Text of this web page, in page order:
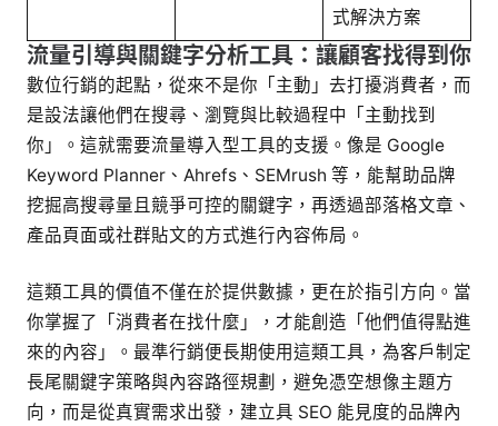
式解決方案
流量引導與關鍵字分析工具：讓顧客找得到你
數位行銷的起點，從來不是你「主動」去打擾消費者，而
是設法讓他們在搜尋、瀏覽與比較過程中「主動找到
你」。這就需要流量導入型工具的支援。像是 Google
Keyword Planner、Ahrefs、SEMrush 等，能幫助品牌
挖掘高搜尋量且競爭可控的關鍵字，再透過部落格文章、
產品頁面或社群貼文的方式進行內容佈局。
這類工具的價值不僅在於提供數據，更在於指引方向。當
你掌握了「消費者在找什麼」，才能創造「他們值得點進
來的內容」。最準行銷便長期使用這類工具，為客戶制定
長尾關鍵字策略與內容路徑規劃，避免憑空想像主題方
向，而是從真實需求出發，建立具 SEO 能見度的品牌內